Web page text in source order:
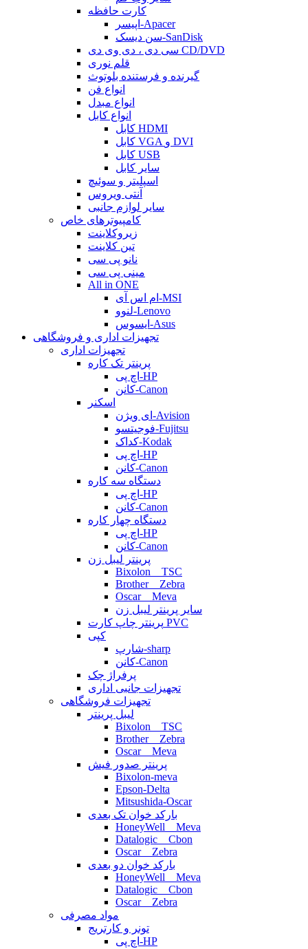
کارت حافظه
اپیسر-Apacer
سن دیسک-SanDisk
سی دی ، دی وی دی CD/DVD
قلم نوری
گیرنده و فرستنده بلوتوث
انواع فن
انواع مبدل
انواع کابل
کابل HDMI
کابل VGA و DVI
کابل USB
سایر کابل
اسپلیتر و سوئیچ
آنتی ویروس
سایر لوازم جانبی
کامپیوترهای خاص
زیروکلاینت
تین کلاینت
نانو پی سی
مینی پی سی
All in ONE
ام اس آی-MSI
لنوو-Lenovo
ایسوس-Asus
تجهیزات اداری و فروشگاهی
تجهیزات اداری
پرینتر تک کاره
اچ پی-HP
کانن-Canon
اسکنر
ای ویژن-Avision
فوجیتسو-Fujitsu
کداک-Kodak
اچ پی-HP
کانن-Canon
دستگاه سه کاره
اچ پی-HP
کانن-Canon
دستگاه چهار کاره
اچ پی-HP
کانن-Canon
پرینتر لیبل زن
Bixolon _ TSC
Brother _ Zebra
Oscar _ Meva
سایر پرینتر لیبل زن
پرینتر چاپ کارت PVC
کپی
شارپ-sharp
کانن-Canon
پرفراژ چک
تجهیزات جانبی اداری
تجهیزات فروشگاهی
لیبل پرینتر
Bixolon _ TSC
Brother _ Zebra
Oscar _ Meva
پرینتر صدور فیش
Bixolon-meva
Epson-Delta
Mitsushida-Oscar
بارکد خوان تک بعدی
HoneyWell _ Meva
Datalogic _ Cbon
Oscar _ Zebra
بارکد خوان دو بعدی
HoneyWell _ Meva
Datalogic _ Cbon
Oscar _ Zebra
مواد مصرفی
تونر و کارتریج
اچ پی-HP